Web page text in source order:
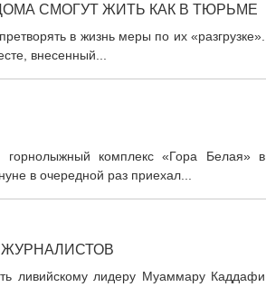
СМОГУТ ЖИТЬ КАК В ТЮРЬМЕ
в жизнь меры по их «разгрузке».
внесенный...
горнолыжный комплекс «Гора Белая» в
в очередной раз приехал...
ливийскому лидеру Муаммару Каддафи